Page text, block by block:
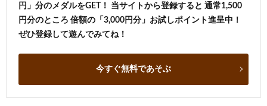
円」分のメダルをGET！ 当サイトから登録すると 通常1,500
円分のところ 倍額の「3,000円分」お試しポイント進呈中！
ぜひ登録して遊んでみてね！
今すぐ無料であそぶ